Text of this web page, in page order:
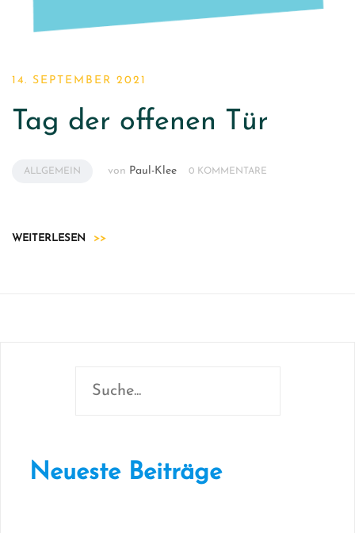
14. SEPTEMBER 2021
Tag der offenen Tür
ALLGEMEIN von Paul-Klee 0 KOMMENTARE
WEITERLESEN >>
Neueste Beiträge